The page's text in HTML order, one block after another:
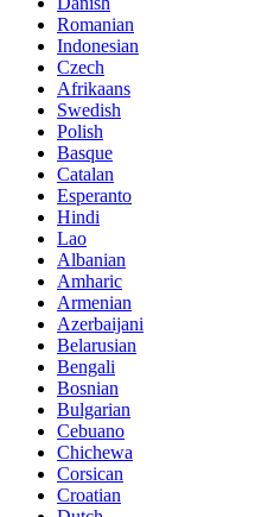
Romanian
Indonesian
Czech
Afrikaans
Swedish
Polish
Basque
Catalan
Esperanto
Hindi
Lao
Albanian
Amharic
Armenian
Azerbaijani
Belarusian
Bengali
Bosnian
Bulgarian
Cebuano
Chichewa
Corsican
Croatian